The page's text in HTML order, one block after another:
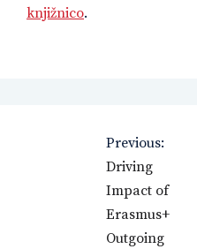
knjižnico.
Navigacija
prispevka
Previous:
Driving
Impact of
Erasmus+
Outgoing